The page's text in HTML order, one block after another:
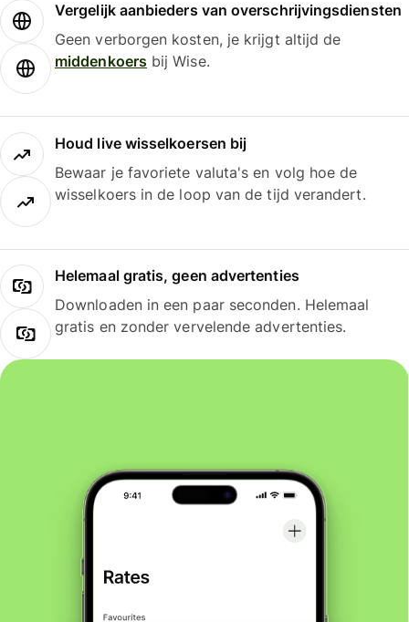
Vergelijk aanbieders van overschrijvingsdiensten
Geen verborgen kosten, je krijgt altijd de
middenkoersbij Wise.
Houd live wisselkoersen bij
Bewaar je favoriete valuta's en volg hoe de
wisselkoers in de loop van de tijd verandert.
Helemaal gratis, geen advertenties
Downloaden in een paar seconden. Helemaal
gratis en zonder vervelende advertenties.